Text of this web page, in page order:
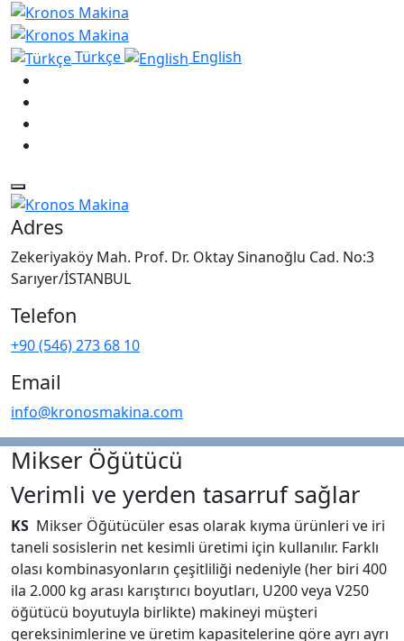
Türkçe English
Adres
Zekeriyaköy Mah. Prof. Dr. Oktay Sinanoğlu Cad. No:3
Sarıyer/İSTANBUL
Telefon
+90 (546) 273 68 10
Email
info@kronosmakina.com
Mikser Öğütücü
Verimli ve yerden tasarruf sağlar
KS Mikser Öğütücüler esas olarak kıyma ürünleri ve iri
taneli sosislerin net kesimli üretimi için kullanılır. Farklı
olası kombinasyonların çeşitliliği nedeniyle (her biri 400
ila 2.000 kg arası karıştırıcı boyutları, U200 veya V250
öğütücü boyutuyla birlikte) makineyi müşteri
gereksinimlerine ve üretim kapasitelerine göre ayrı ayrı